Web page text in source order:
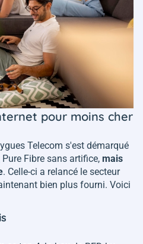
pour moins cher
Telecom s'est démarqué
Pure Fibre sans artifice, mais
. Celle-ci a relancé le secteur
bien plus fourni. Voici